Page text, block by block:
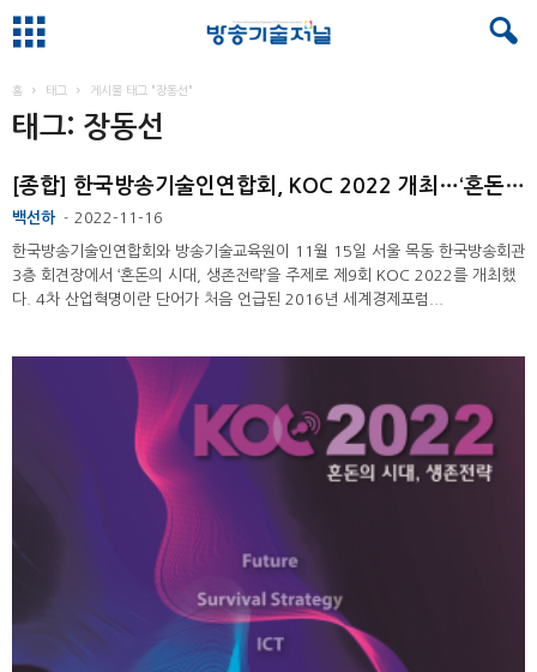
홈 태그 게시물 태그 "장동선"
태그: 장동선
[종합] 한국방송기술인연합회, KOC 2022 개최…‘혼돈의 시대, 생존전략’
백선하 - 2022-11-16
한국방송기술인연합회와 방송기술교육원이 11월 15일 서울 목동 한국방송회관
3층 회견장에서 ‘혼돈의 시대, 생존전략’을 주제로 제9회 KOC 2022를 개최했
다. 4차 산업혁명이란 단어가 처음 언급된 2016년 세계경제포럼...